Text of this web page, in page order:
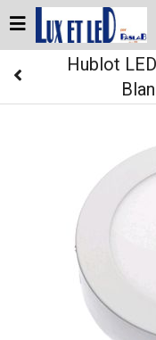
Hublot